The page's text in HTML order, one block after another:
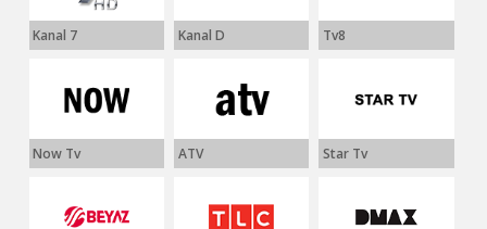
Kanal 7 Kanal D Tv8
Now Tv ATV Star Tv